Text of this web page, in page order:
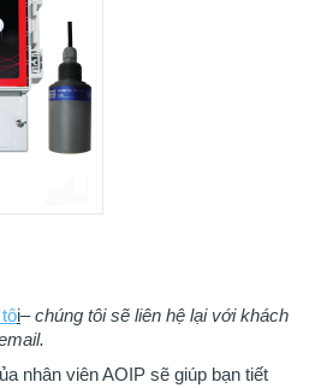
i– chúng tôi sẽ liên hệ lại với khách
nhân viên AOIP sẽ giúp bạn tiết